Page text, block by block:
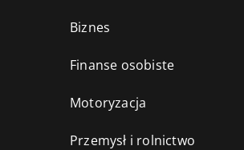
Biznes
Finanse osobiste
Motoryzacja
Przemysł i rolnictwo